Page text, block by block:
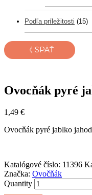
Podľa príležitosti (15)
《 SPÄŤ
Ovocňák pyré
1,49 €
Ovocňák pyré jablko
Katalógové číslo: 11396
Značka: Ovočňák
Quantity